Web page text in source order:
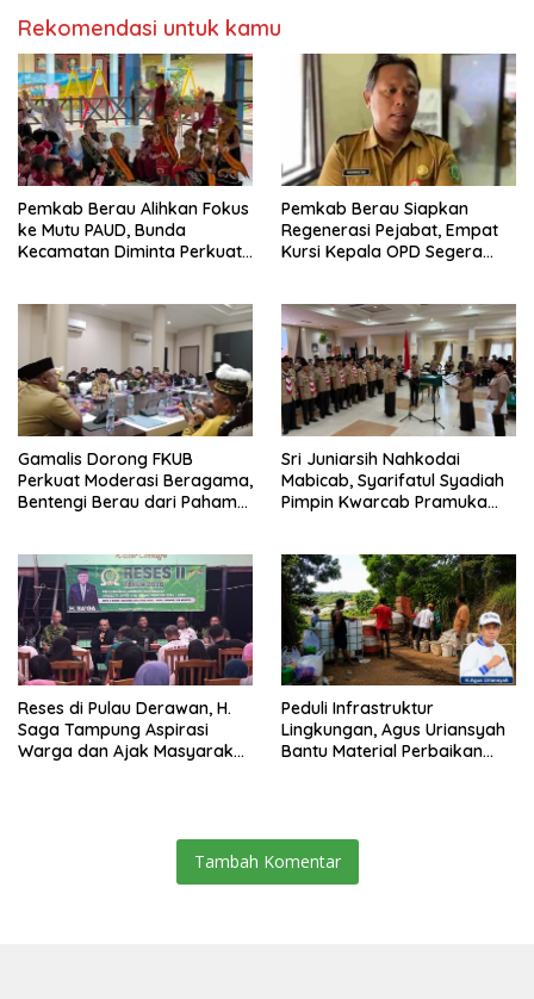
Rekomendasi untuk kamu
Pemkab Berau Alihkan Fokus
ke Mutu PAUD, Bunda
Kecamatan Diminta Perkuat
Pemkab Berau Siapkan
Regenerasi Pejabat, Empat
Kursi Kepala OPD Segera
Gamalis Dorong FKUB
Perkuat Moderasi Beragama,
Bentengi Berau dari Paham
Sri Juniarsih Nahkodai
Mabicab, Syarifatul Syadiah
Pimpin Kwarcab Pramuka
Reses di Pulau Derawan, H.
Saga Tampung Aspirasi
Warga dan Ajak Masyarakat
Peduli Infrastruktur
Lingkungan, Agus Uriansyah
Bantu Material Perbaikan
Tambah Komentar